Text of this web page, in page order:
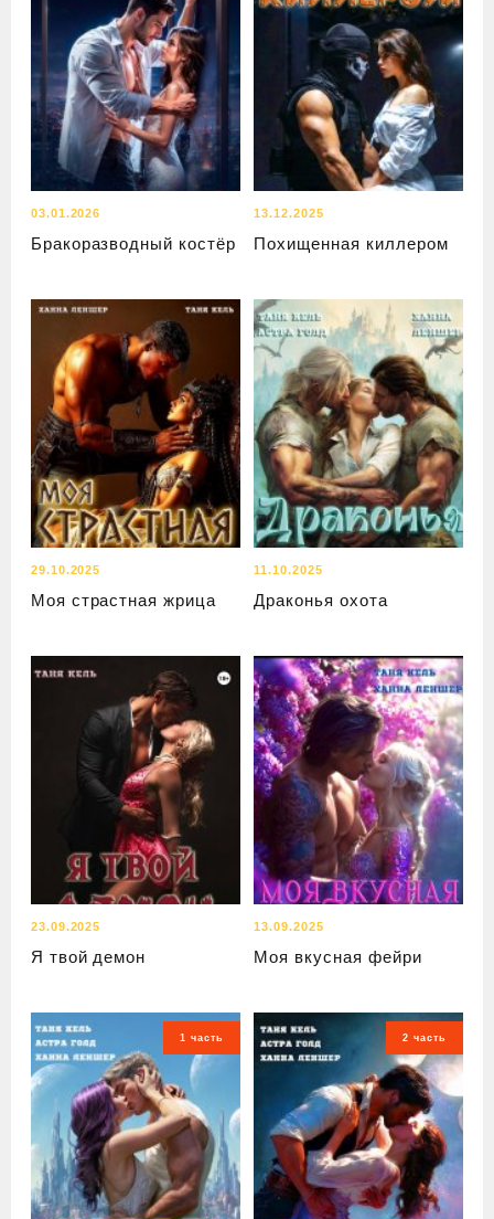
03.01.2026
Бракоразводный костёр
13.12.2025
Похищенная киллером
29.10.2025
Моя страстная жрица
11.10.2025
Драконья охота
23.09.2025
Я твой демон
13.09.2025
Моя вкусная фейри
1 часть 2 часть